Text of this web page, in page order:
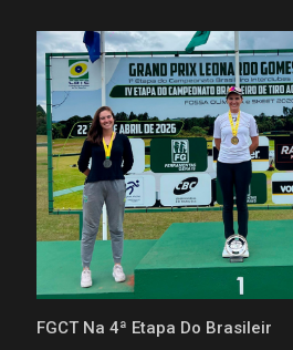
FGCT Na 4ª Etapa Do Brasileir